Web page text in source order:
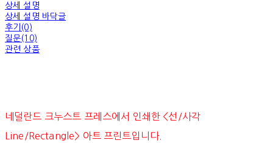
상세 설명
상세 설명 바닥글
후기(0)
질문(10)
관련 상품
네덜란드 크누스트 프레스에서 인쇄한 <선/사각
Line/Rectangle> 아트 프린트입니다.